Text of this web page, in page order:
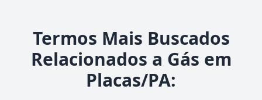
Termos Mais Buscados
Relacionados a Gás em
Placas/PA: